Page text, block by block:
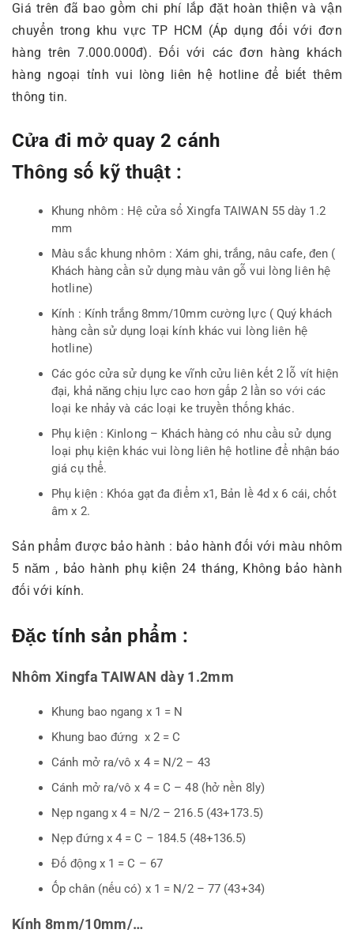
Giá trên đã bao gồm chi phí lắp đặt hoàn thiện và vận
chuyển trong khu vực TP HCM (Áp dụng đối với đơn
hàng trên 7.000.000đ). Đối với các đơn hàng khách
hàng ngoại tỉnh vui lòng liên hệ hotline để biết thêm
thông tin.
Cửa đi mở quay 2 cánh
Thông số kỹ thuật :
Khung nhôm : Hệ cửa sổ Xingfa TAIWAN 55 dày 1.2
mm
Màu sắc khung nhôm : Xám ghi, trắng, nâu cafe, đen (
Khách hàng cần sử dụng màu vân gỗ vui lòng liên hệ
hotline)
Kính : Kính trắng 8mm/10mm cường lực ( Quý khách
hàng cần sử dụng loại kính khác vui lòng liên hệ
hotline)
Các góc cửa sử dụng ke vĩnh cửu liên kết 2 lỗ vít hiện
đại, khả năng chịu lực cao hơn gấp 2 lần so với các
loại ke nhảy và các loại ke truyền thống khác.
Phụ kiện : Kinlong – Khách hàng có nhu cầu sử dụng
loại phụ kiện khác vui lòng liên hệ hotline để nhận báo
giá cụ thể.
Phụ kiện : Khóa gạt đa điểm x1, Bản lề 4d x 6 cái, chốt
âm x 2.
Sản phẩm được bảo hành : bảo hành đối với màu nhôm
5 năm , bảo hành phụ kiện 24 tháng, Không bảo hành
đối với kính.
Đặc tính sản phẩm :
Nhôm Xingfa TAIWAN dày 1.2mm
Khung bao ngang x 1 = N
Khung bao đứng x 2 = C
Cánh mở ra/vô x 4 = N/2 – 43
Cánh mở ra/vô x 4 = C – 48 (hở nền 8ly)
Nẹp ngang x 4 = N/2 – 216.5 (43+173.5)
Nẹp đứng x 4 = C – 184.5 (48+136.5)
Đố động x 1 = C – 67
Ốp chân (nếu có) x 1 = N/2 – 77 (43+34)
Kính 8mm/10mm/…